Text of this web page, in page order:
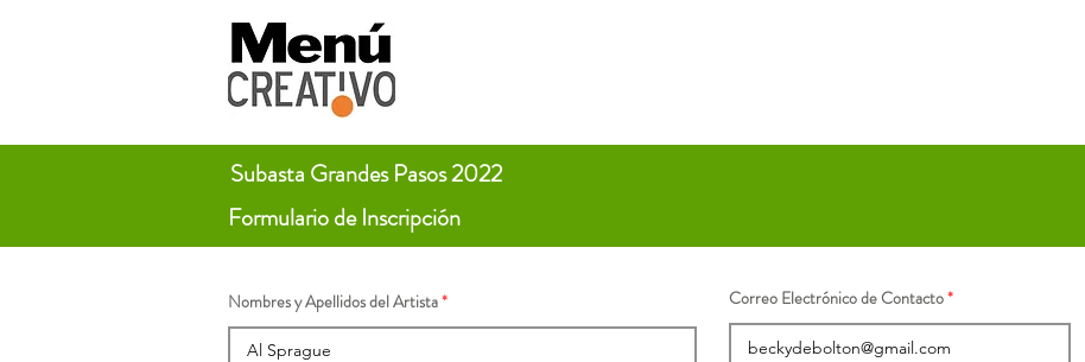
Subasta Grandes Pasos 2022
Formulario de Inscripción
Nombres y Apellidos del Artista Correo Electrónico de Contacto